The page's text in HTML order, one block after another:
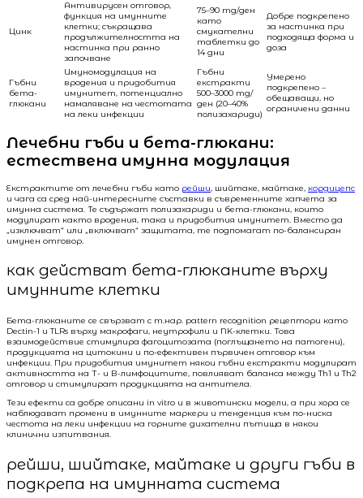
Цинк
Антивирусен отговор,
функция на имунните
клетки; съкращава
продължителността на
настинка при ранно
започване
75–90 mg/ден
като
смукателни
таблетки до
14 дни
Добре подкрепено
за настинка при
подходяща форма и
доза
Гъбни
бета-
глюкани
Имуномодулация на
вродения и придобития
имунитет, потенциално
намаляване на честотата
на леки инфекции
Гъбни
екстракти
500–3000 mg/
ден (20–40%
полизахариди)
Умерено
подкрепено –
обещаващи, но
ограничени данни
Лечебни гъби и бета-глюкани:
естествена имунна модулация
Екстрактите от лечебни гъби като рейши, шийтаке, майтаке, кордицепс
и чага са сред най-интересните съставки в съвременните хапчета за
имунна система. Те съдържат полизахариди и бета-глюкани, които
модулират както вродения, така и придобития имунитет. Вместо да
„изключват“ или „включват“ защитата, те подпомагат по-балансиран
имунен отговор.
как действат бета-глюканите върху
имунните клетки
Бета-глюканите се свързват с т.нар. pattern recognition рецептори като
Dectin-1 и TLRs върху макрофаги, неутрофили и NK-клетки. Това
взаимодействие стимулира фагоцитозата (поглъщането на патогени),
продукцията на цитокини и по-ефективен първичен отговор към
инфекции. При придобития имунитет някои гъбни екстракти модулират
активността на Т- и В-лимфоцитите, повлияват баланса между Th1 и Th2
отговор и стимулират продукцията на антитела.
Тези ефекти са добре описани in vitro и в животински модели, а при хора се
наблюдават промени в имунните маркери и тенденция към по-ниска
честота на леки инфекции на горните дихателни пътища в някои
клинични изпитвания.
рейши, шийтаке, майтаке и други гъби в
подкрепа на имунната система